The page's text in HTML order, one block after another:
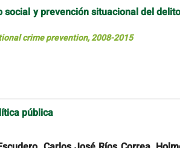
y prevención situacional del
crime prevention, 2008-2015
pública